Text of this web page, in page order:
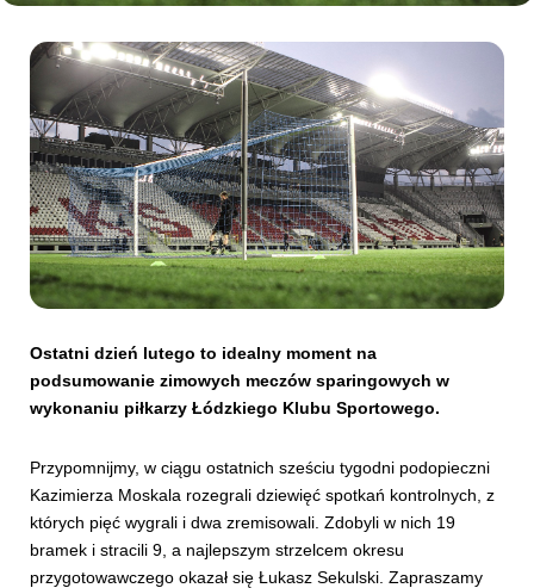
Kibice
SKLEP KUP BILET
Ostatni dzień lutego to idealny moment na
podsumowanie zimowych meczów sparingowych w
wykonaniu piłkarzy Łódzkiego Klubu Sportowego.
Przypomnijmy, w ciągu ostatnich sześciu tygodni podopieczni
Kazimierza Moskala rozegrali dziewięć spotkań kontrolnych, z
których pięć wygrali i dwa zremisowali. Zdobyli w nich 19
bramek i stracili 9, a najlepszym strzelcem okresu
przygotowawczego okazał się Łukasz Sekulski. Zapraszamy